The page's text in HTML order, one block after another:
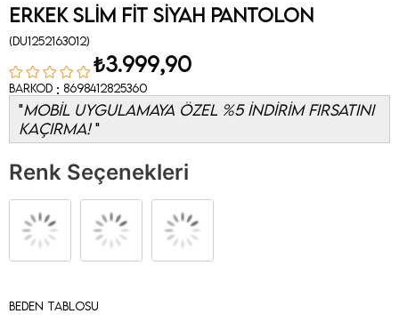
Erkek Slim Fit Siyah Pantolon
(DU1252163012)
₺3.999,90
Barkod : 8698412825360
MOBİL UYGULAMAYA ÖZEL %5 İNDİRİM FIRSATINI
KAÇIRMA!
Renk Seçenekleri
Beden Tablosu